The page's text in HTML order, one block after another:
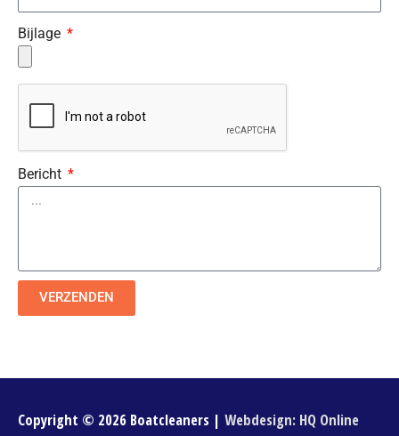
Bijlage
Bericht
VERZENDEN
Copyright © 2026 Boatcleaners | Webdesign: HQ Online